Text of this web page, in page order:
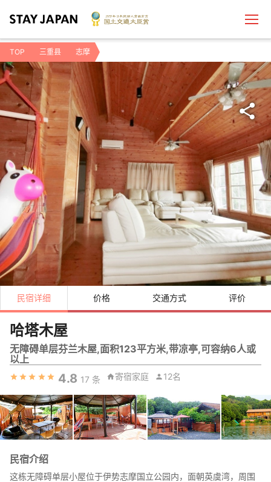
TOP 三重县 志摩
民宿详细 价格 交通方式 评价
哈塔木屋
无障碍单层芬兰木屋,面积123平方米,带凉亭,可容纳6人或
以上
4.8 17 条 寄宿家庭 12名
民宿介绍
这栋无障碍单层小屋位于伊势志摩国立公园内，面朝英虞湾，周围